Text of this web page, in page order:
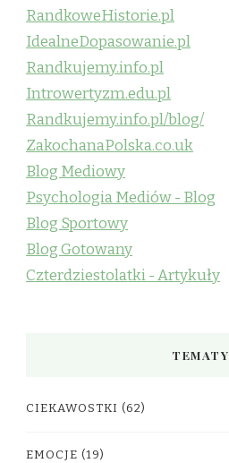
RandkoweHistorie.pl
IdealneDopasowanie.pl
Randkujemy.info.pl
Introwertyzm.edu.pl
Randkujemy.info.pl/blog/
ZakochanaPolska.co.uk
Blog Mediowy
Psychologia Mediów - Blog
Blog Sportowy
Blog Gotowany
Czterdziestolatki - Artykuły
TEMATY
CIEKAWOSTKI (62)
EMOCJE (19)